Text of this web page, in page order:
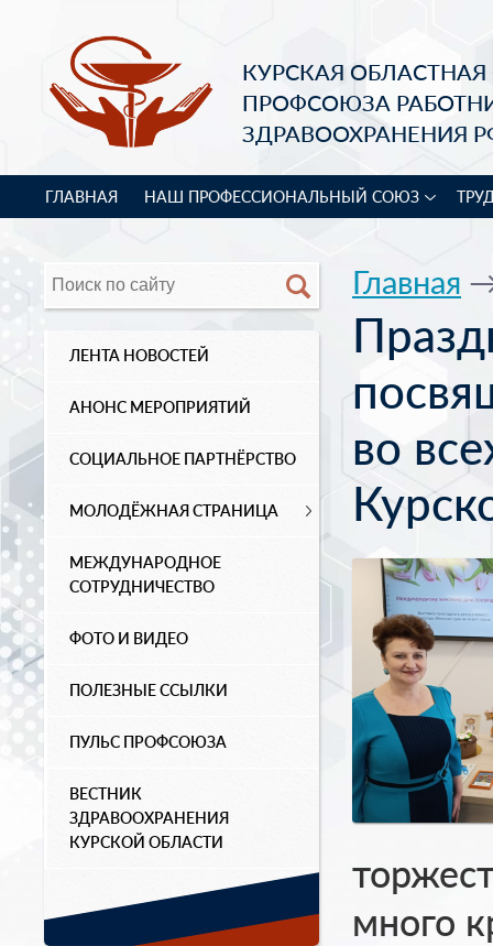
КУРСКАЯ
ПРОФСОЮЗА
ЗДРАВООХРАНЕНИЯ
ГЛАВНАЯ НАШ ПРОФЕССИОНАЛЬНЫЙ СОЮЗ
ЛЕНТА НОВОСТЕЙ
АНОНС МЕРОПРИЯТИЙ
СОЦИАЛЬНОЕ ПАРТНЁРСТВО
МОЛОДЁЖНАЯ СТРАНИЦА
МЕЖДУНАРОДНОЕ
СОТРУДНИЧЕСТВО
ФОТО И ВИДЕО
ПОЛЕЗНЫЕ ССЫЛКИ
ПУЛЬС ПРОФСОЮЗА
ВЕСТНИК
ЗДРАВООХРАНЕНИЯ
КУРСКОЙ ОБЛАСТИ
Главная
во
много